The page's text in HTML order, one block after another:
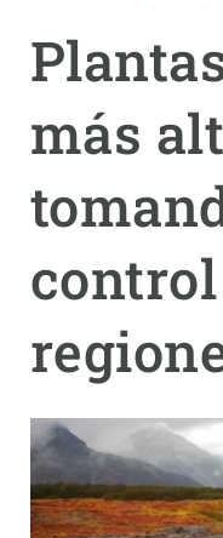
más
menu
INVESTIGACIÓN
CIENCIA EN ACCIÓN
ÚNETE A NOSOTROS